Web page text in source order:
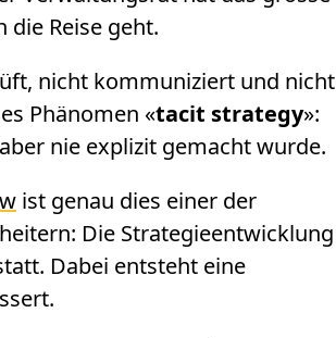
Reise geht.
nicht kommuniziert und nicht
Phänomen «tacit strategy»:
nie explizit gemacht wurde.
ist genau dies einer der
Die Strategieentwicklung
Dabei entsteht eine